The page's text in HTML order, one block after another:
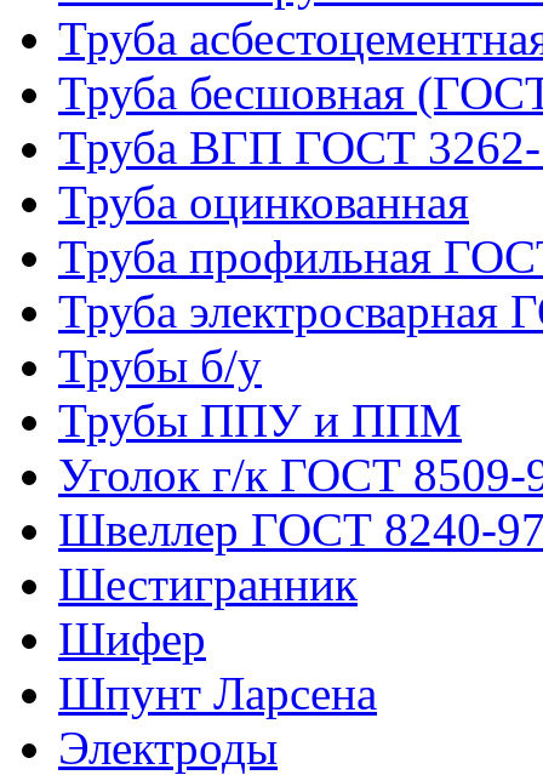
Труба
Труба бесшовная
Труба ВГП ГОСТ
Труба оцинкованная
Труба профильная
Труба
Трубы б/у
Трубы ППУ и ППМ
Уголок г/к ГОСТ 8509-
Швеллер ГОСТ 8240-
Шестигранник
Шифер
Шпунт Ларсена
Электроды